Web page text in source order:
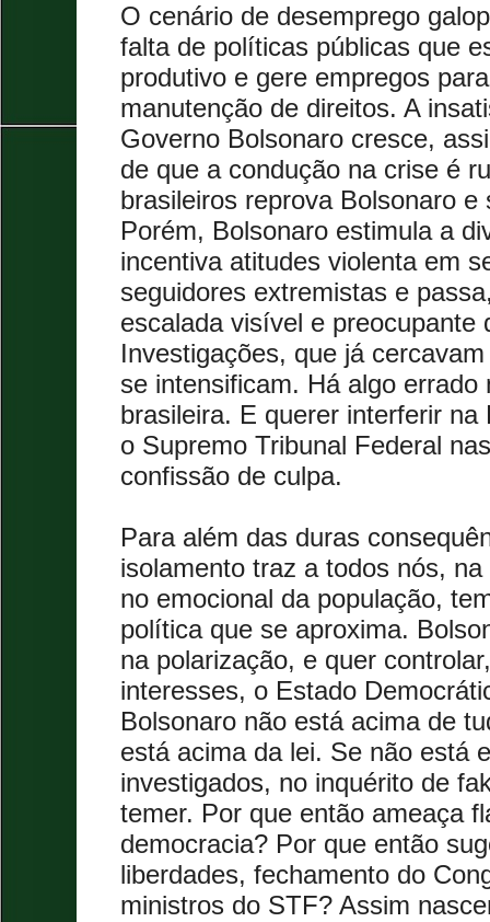
O cenário de desemprego
falta de políticas públicas que
produtivo e gere empregos
manutenção de direitos. A
Governo Bolsonaro cresce,
de que a condução na crise é
brasileiros reprova Bolsonaro
Porém, Bolsonaro estimula a
incentiva atitudes violenta em
seguidores extremistas e
escalada visível e preocupante
Investigações, que já
se intensificam. Há algo errado
brasileira. E querer interferir
o Supremo Tribunal Federal
confissão de culpa.
Para além das duras
isolamento traz a todos nós,
no emocional da população,
política que se aproxima.
na polarização, e quer
interesses, o Estado
Bolsonaro não está acima de
está acima da lei. Se não está
investigados, no inquérito de
temer. Por que então ameaça
democracia? Por que então
liberdades, fechamento do
ministros do STF? Assim